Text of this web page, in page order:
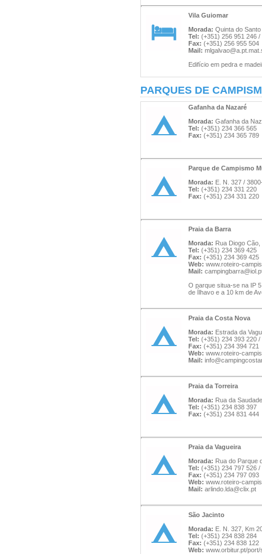
Vila Guiomar
Morada: Quinta do
Tel: (+351) 256 951 246
Fax: (+351) 256 955 504
Mail:
Edifício em pedra e
PARQUES DE
Gafanha da Nazaré
Morada: Gafanha da
Tel: (+351) 234 366 565
Fax: (+351) 234 365 789
Parque de Campismo
Morada: E. N. 327 /
Tel: (+351) 234 331 220
Fax: (+351) 234 331 220
Praia da Barra
Morada: Rua Diogo
Tel: (+351) 234 369 425
Fax: (+351) 234 369 425
Web: www.roteiro-
Mail:
O parque situa-se na IP
de Ílhavo e a 10 km de
Praia da Costa Nova
Morada: Estrada da
Tel: (+351) 234 393 220
Fax: (+351) 234 394 721
Web: www.roteiro-
Mail:
Praia da Torreira
Morada: Rua da
Tel: (+351) 234 838 397
Fax: (+351) 234 831 444
Praia da Vagueira
Morada: Rua do Parque
Tel: (+351) 234 797 526
Fax: (+351) 234 797 093
Web: www.roteiro-
Mail: arlindo.lda@clix.pt
São Jacinto
Morada: E. N. 327, Km
Tel: (+351) 234 838 284
Fax: (+351) 234 838 122
Web: www.orbitur.pt/